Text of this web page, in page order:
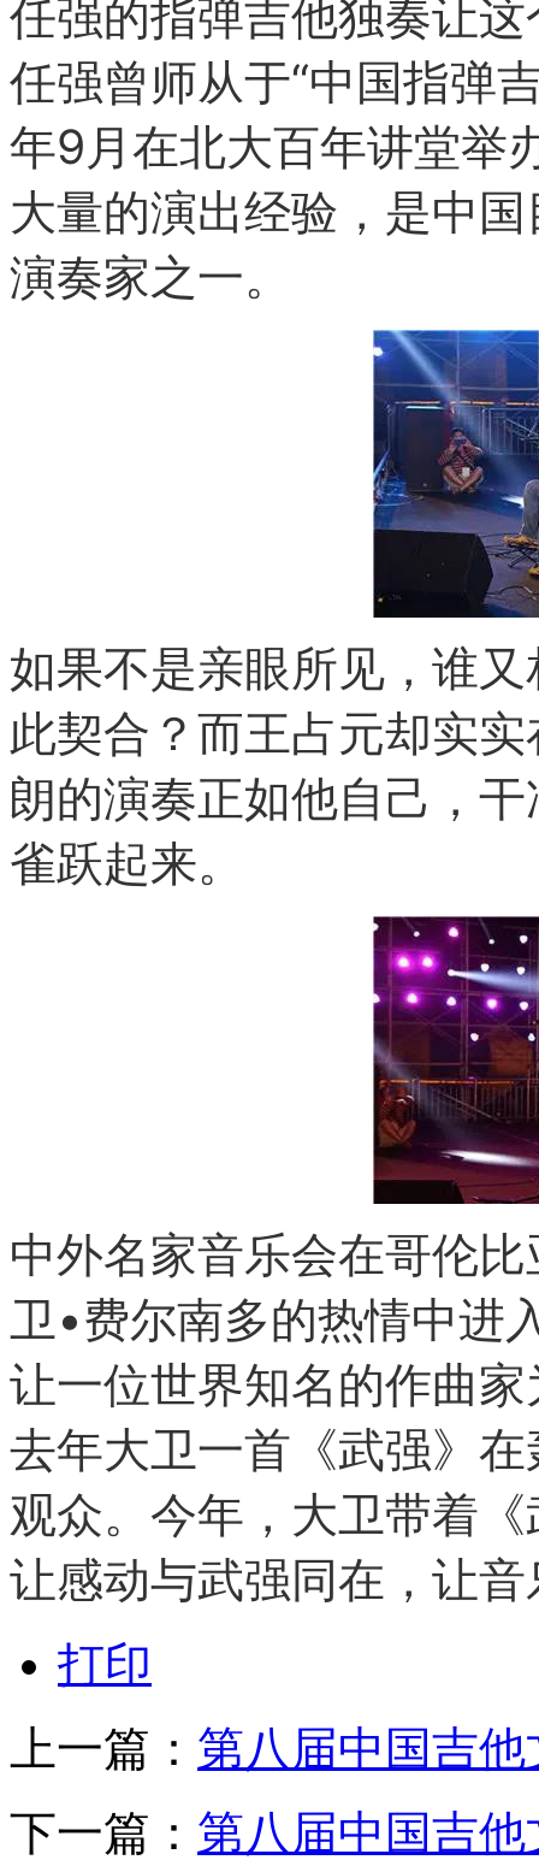
任强的指弹吉他独奏让
任强曾师从于“中国指弹
年9月在北大百年讲堂举
大量的演出经验，是中
演奏家之一。
如果不是亲眼所见，谁
此契合？而王占元却实
朗的演奏正如他自己，
雀跃起来。
中外名家音乐会在哥伦
卫•费尔南多的热情中进
让一位世界知名的作曲
去年大卫一首《武强》
观众。今年，大卫带着
让感动与武强同在，让
打印
上一篇： 第八届中国吉
下一篇： 第八届中国吉